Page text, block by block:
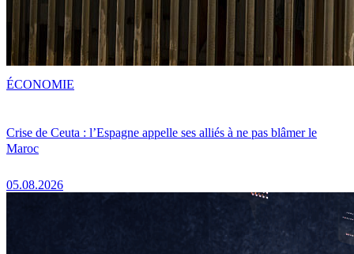
Crise de Ceuta : l’Espagne appelle ses alliés à ne pas blâmer le
Maroc
05.08.2026
ÉCONOMIE